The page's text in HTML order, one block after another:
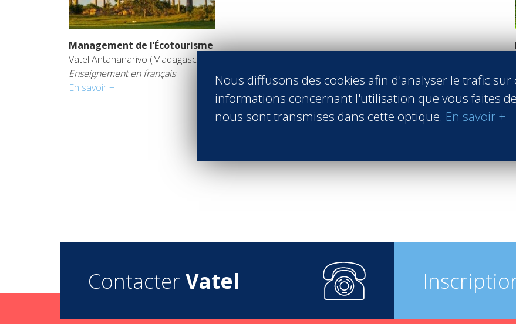
Management de l’Écotourisme
Vatel Antananarivo (Madagascar)
Enseignement en français
En savoir +
Retour 2e cycle - MBA
Contacter Vatel
Nous diffusons des cookies afin d'analyser le trafic sur
informations concernant l'utilisation que vous faites
nous sont transmises dans cette optique. En savoir +